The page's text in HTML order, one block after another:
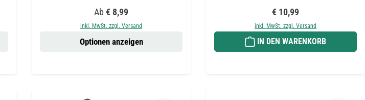
Regulärer Preis:
Ab € 8,99
inkl. MwSt. zzgl. Versand
Optionen anzeigen
Regulärer Preis:
€ 10,99
inkl. MwSt. zzgl. Versand
IN DEN WARENKORB